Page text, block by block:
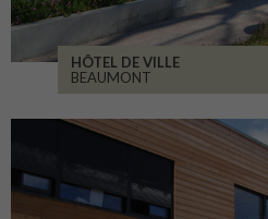
HÔTEL DE VILLE
BEAUMONT